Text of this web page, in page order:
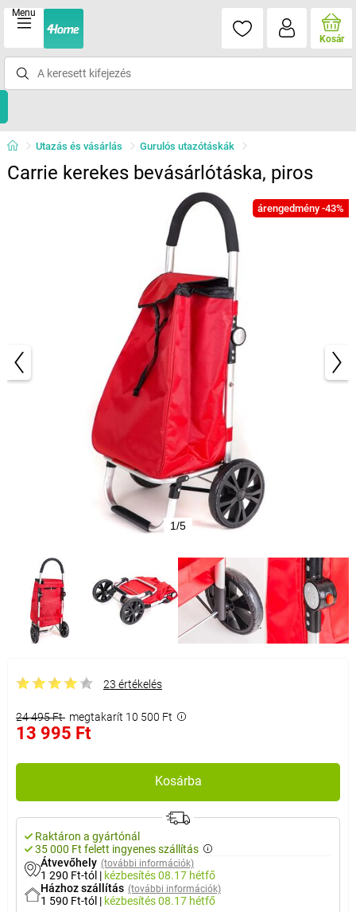
Menu
Kosár
Utazás és vásárlás Gurulós utazótáskák
Carrie kerekes bevásárlótáska, piros
árengedmény -43%
1/5
23 értékelés
24 495 Ft megtakarít 10 500 Ft
13 995 Ft
Kosárba
Raktáron a gyártónál
35 000 Ft felett ingyenes szállítás
Átvevőhely (további információk)
1 290 Ft-tól | kézbesítés08.17 hétfő
Házhoz szállítás (további információk)
1 590 Ft-tól | kézbesítés08.17 hétfő